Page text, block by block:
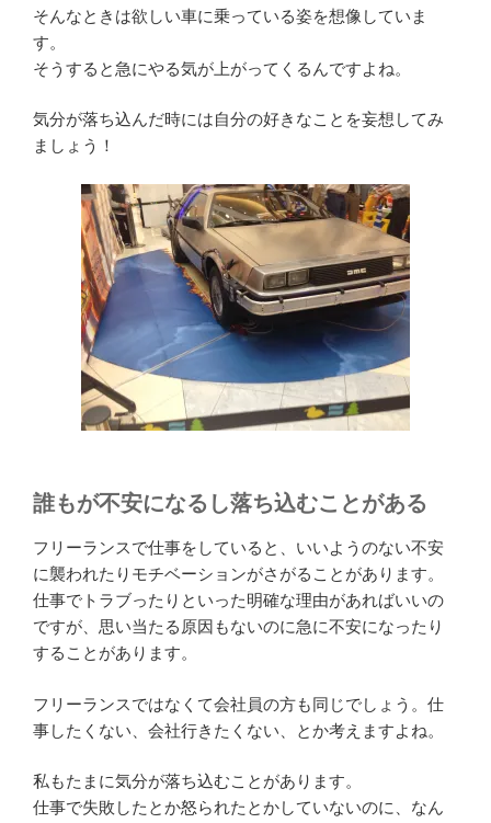
そんなときは欲しい車に乗っている姿を想像していま
す。
そうすると急にやる気が上がってくるんですよね。
気分が落ち込んだ時には自分の好きなことを妄想してみ
ましょう！
誰もが不安になるし落ち込むことがある
フリーランスで仕事をしていると、いいようのない不安
に襲われたりモチベーションがさがることがあります。
仕事でトラブったりといった明確な理由があればいいの
ですが、思い当たる原因もないのに急に不安になったり
することがあります。
フリーランスではなくて会社員の方も同じでしょう。仕
事したくない、会社行きたくない、とか考えますよね。
私もたまに気分が落ち込むことがあります。
仕事で失敗したとか怒られたとかしていないのに、なん